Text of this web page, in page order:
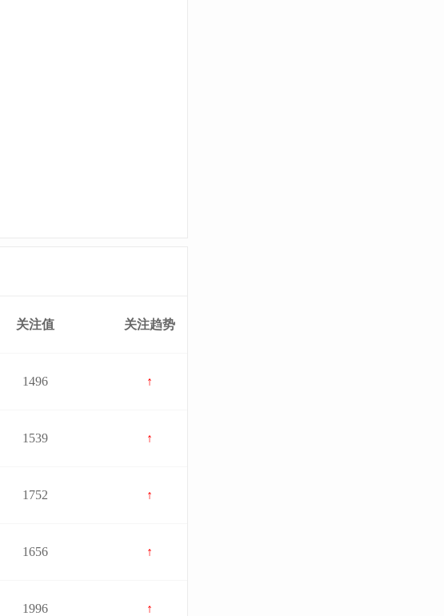
关注值 关注趋势
1496 ↑
1539 ↑
1752 ↑
1656 ↑
1996 ↑